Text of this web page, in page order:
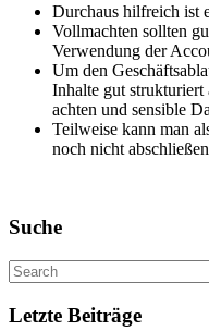
Durchaus hilfreich ist
Vollmachten sollten
Verwendung der
Um den
Inhalte gut strukturiert
achten und sensible
Teilweise kann man
noch nicht
Suche
Letzte Beiträge